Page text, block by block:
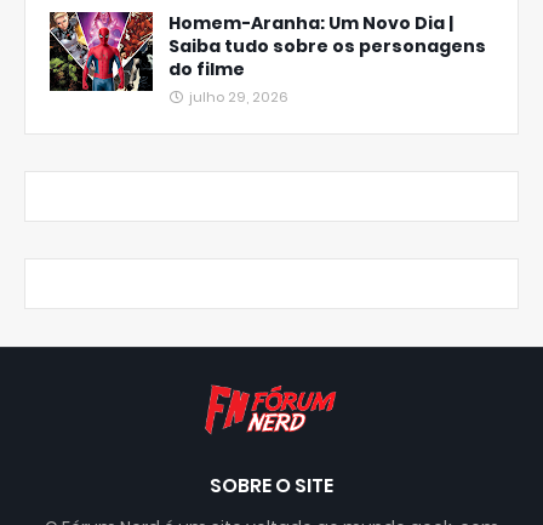
Homem-Aranha: Um Novo Dia |
Saiba tudo sobre os personagens
do filme
julho 29, 2026
SOBRE O SITE